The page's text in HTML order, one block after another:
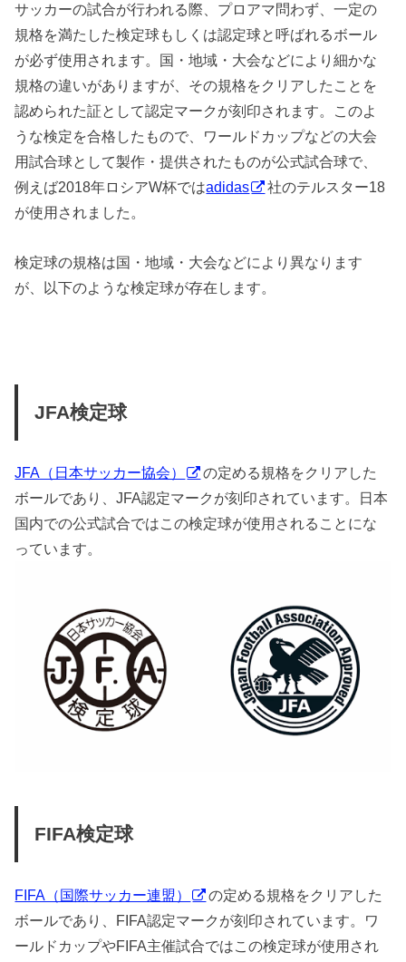
サッカーの試合が行われる際、プロアマ問わず、一定の
規格を満たした検定球もしくは認定球と呼ばれるボール
が必ず使用されます。国・地域・大会などにより細かな
規格の違いがありますが、その規格をクリアしたことを
認められた証として認定マークが刻印されます。このよ
うな検定を合格したもので、ワールドカップなどの大会
用試合球として製作・提供されたものが公式試合球で、
例えば2018年ロシアW杯ではadidas
社のテルスター18
が使用されました。
検定球の規格は国・地域・大会などにより異なります
が、以下のような検定球が存在します。
JFA検定球
JFA（日本サッカー協会）
の定める規格をクリアした
ボールであり、JFA認定マークが刻印されています。日本
国内での公式試合ではこの検定球が使用されることにな
っています。
FIFA検定球
FIFA（国際サッカー連盟）
の定める規格をクリアした
ボールであり、FIFA認定マークが刻印されています。ワ
ールドカップやFIFA主催試合ではこの検定球が使用され